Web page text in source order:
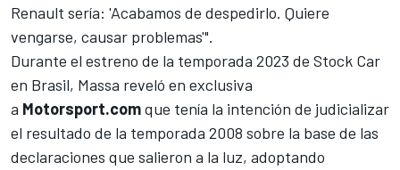
Renault sería: 'Acabamos de despedirlo. Quiere
vengarse, causar problemas'".
Durante el estreno de la temporada 2023 de Stock Car
en Brasil, Massa reveló en exclusiva
a Motorsport.comque tenía la intención de judicializar
el resultado de la temporada 2008 sobre la base de las
declaraciones que salieron a la luz, adoptando